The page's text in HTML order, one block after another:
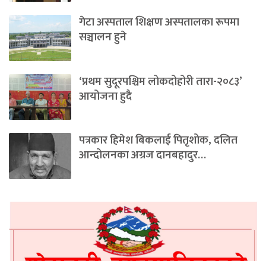
गेटा अस्पताल शिक्षण अस्पतालका रूपमा
सञ्चालन हुने
‘प्रथम सुदूरपश्चिम लोकदोहोरी तारा-२०८३’
आयोजना हुदै
पत्रकार हिमेश बिकलाई पितृशोक, दलित
आन्दोलनका अग्रज दानबहादुर…